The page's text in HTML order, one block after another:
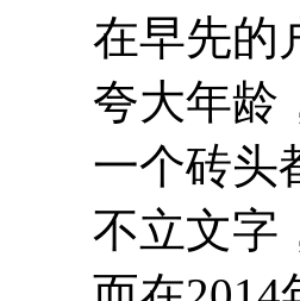
在早先的户
夸大年龄，
一个砖头都
不立文字，